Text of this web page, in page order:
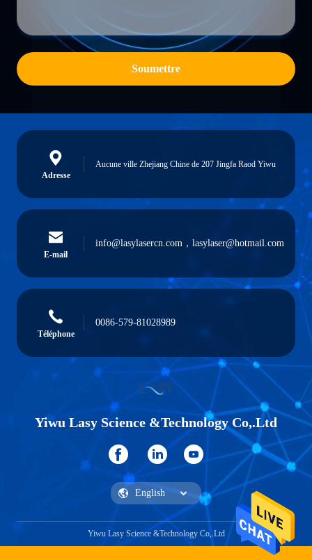
Soumettre
Adresse
Aucune ville Zhejiang Chine de 207 Jingfa Raod Yiwu
E-mail
info@lasylasercn.com，lasylaser@hotmail.com
Téléphone
0086-579-81028989
Yiwu Lasy Science &Technology Co,.Ltd
Yiwu Lasy Science &Technology Co,.Ltd